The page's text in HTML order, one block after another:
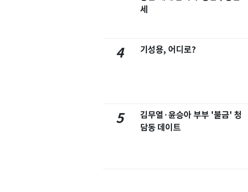
세
4 기성용, 어디로?
5
김무열·윤승아 부부 '불금' 청
담동 데이트